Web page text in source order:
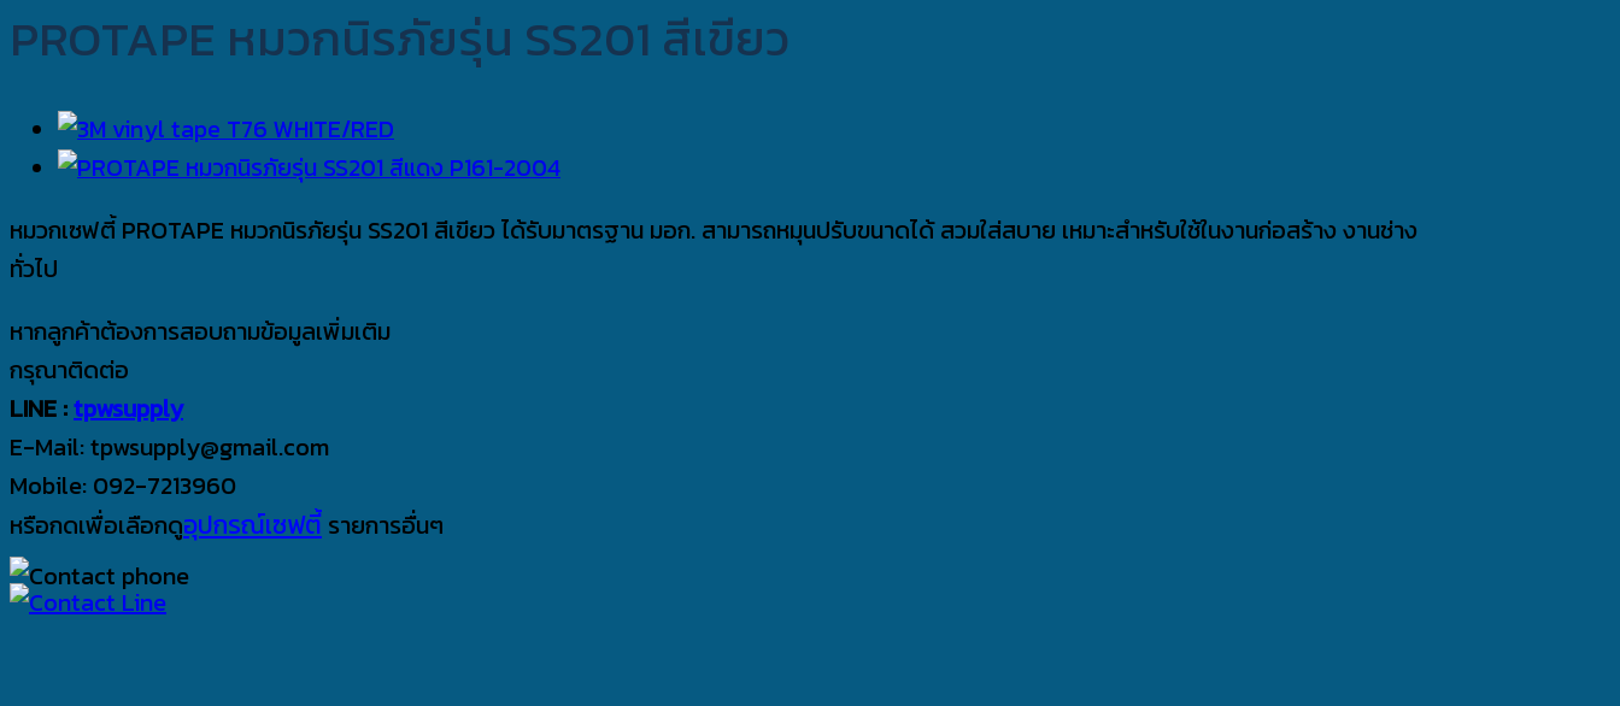
PROTAPE หมวกนิรภัยรุ่น SS201 สีเขียว
หมวกเซฟตี้ PROTAPE หมวกนิรภัยรุ่น SS201 สีเขียว ได้รับมาตรฐาน มอก. สามารถหมุนปรับขนาดได้ สวมใส่สบาย เหมาะสำหรับใช้ในงานก่อสร้าง งานช่าง
ทั่วไป
หากลูกค้าต้องการสอบถามข้อมูลเพิ่มเติม
กรุณาติดต่อ
LINE :tpwsupply
E-Mail: tpwsupply@gmail.com
Mobile: 092-7213960
หรือกดเพื่อเลือกดูอุปกรณ์เซฟตี้ รายการอื่นๆ